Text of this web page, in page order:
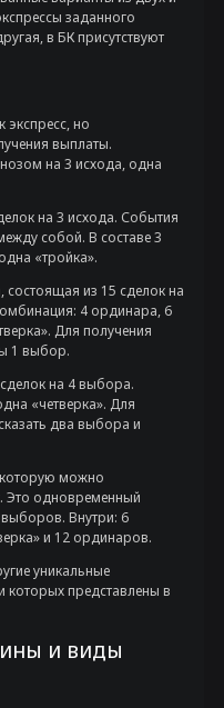
заданного
в БК присутствуют
экспресс, но
выплаты.
на 3 исхода, одна
на 3 исхода. События
собой. В составе 3
«тройка».
состоящая из 15 сделок на
4 ординара, 6
Для получения
1 выбор.
на 4 выбора.
«четверка». Для
два выбора и
которую можно
Это одновременный
выборов. Внутри: 6
и 12 ординаров.
уникальные
которых представлены в
и виды